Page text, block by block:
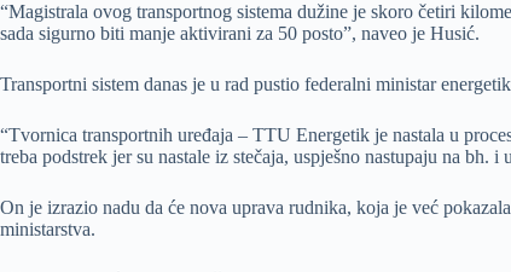
“Magistrala ovog transportnog sistema dužine je skoro četiri
sada sigurno biti manje aktivirani za 50 posto”, naveo je Husić.
Transportni sistem danas je u rad pustio federalni ministar
“Tvornica transportnih uređaja – TTU Energetik je nastala u
treba podstrek jer su nastale iz stečaja, uspješno nastupaju na
On je izrazio nadu da će nova uprava rudnika, koja je već
ministarstva.